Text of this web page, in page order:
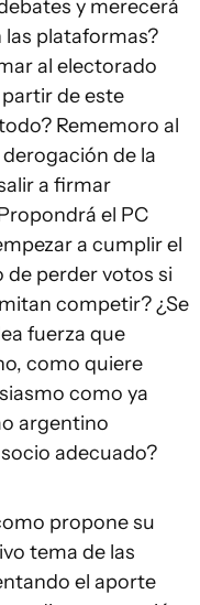
y merecerá
plataformas?
al electorado
de este
Rememoro al
de la
a firmar
el PC
a cumplir el
de perder votos si
competir? ¿Se
fuerza que
como quiere
como ya
argentino
adecuado?
propone su
tema de las
el aporte